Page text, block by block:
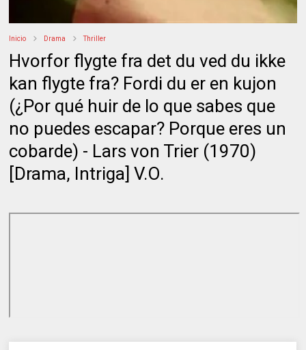
Inicio Drama Thriller
Hvorfor flygte fra det du ved du ikke
kan flygte fra? Fordi du er en kujon
(¿Por qué huir de lo que sabes que
no puedes escapar? Porque eres un
cobarde) - Lars von Trier (1970)
[Drama, Intriga] V.O.